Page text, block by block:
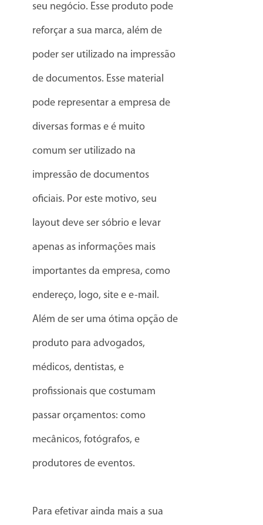
seu negócio. Esse produto pode
reforçar a sua marca, além de
poder ser utilizado na impressão
de documentos. Esse material
pode representar a empresa de
diversas formas e é muito
comum ser utilizado na
impressão de documentos
oficiais. Por este motivo, seu
layout deve ser sóbrio e levar
apenas as informações mais
importantes da empresa, como
endereço, logo, site e e-mail.
Além de ser uma ótima opção de
produto para advogados,
médicos, dentistas, e
profissionais que costumam
passar orçamentos: como
mecânicos, fotógrafos, e
produtores de eventos.
Para efetivar ainda mais a sua